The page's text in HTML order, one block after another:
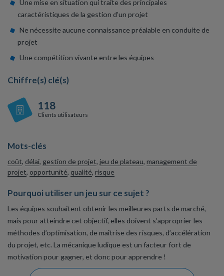
Une mise en situation qui traite des principales
caractéristiques de la gestion d’un projet
Ne nécessite aucune connaissance préalable en conduite de
projet
Une compétition vivante entre les équipes
Chiffre(s) clé(s)
118
Clients utilisateurs
Mots-clés
coût, délai, gestion de projet, jeu de plateau, management de
projet, opportunité, qualité, risque
Pourquoi utiliser un jeu sur ce sujet ?
Les équipes souhaitent obtenir les meilleures parts de marché,
mais pour atteindre cet objectif, elles doivent s’approprier les
méthodes d’optimisation, de maîtrise des risques, d’accélération
du projet, etc. La mécanique ludique est un facteur fort de
motivation pour gagner, et donc pour apprendre !